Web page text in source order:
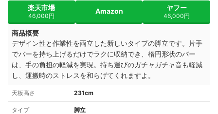
楽天市場
46,000円
Amazon ヤフー
46,000円
商品概要
デザイン性と作業性を両立した新しいタイプの脚立です。片手
でバーを持ち上げるだけでラクに収納でき、楕円形状のバー
は、手の負担の軽減を実現。持ち運びのガチャガチャ音も軽減
し、運搬時のストレスを和らげてくれますよ。
天板高さ 231cm
タイプ 脚立